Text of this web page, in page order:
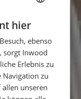
hier
ebenso
sorgt Inwood
Erlebnis zu
Navigation zu
unseren